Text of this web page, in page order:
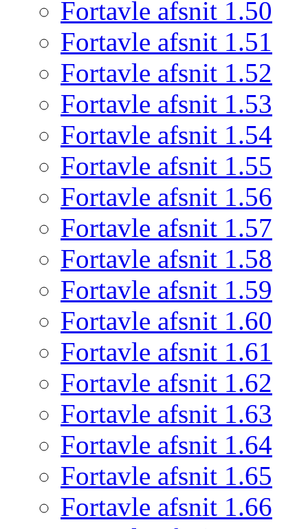
Fortavle afsnit 1.50
Fortavle afsnit 1.51
Fortavle afsnit 1.52
Fortavle afsnit 1.53
Fortavle afsnit 1.54
Fortavle afsnit 1.55
Fortavle afsnit 1.56
Fortavle afsnit 1.57
Fortavle afsnit 1.58
Fortavle afsnit 1.59
Fortavle afsnit 1.60
Fortavle afsnit 1.61
Fortavle afsnit 1.62
Fortavle afsnit 1.63
Fortavle afsnit 1.64
Fortavle afsnit 1.65
Fortavle afsnit 1.66